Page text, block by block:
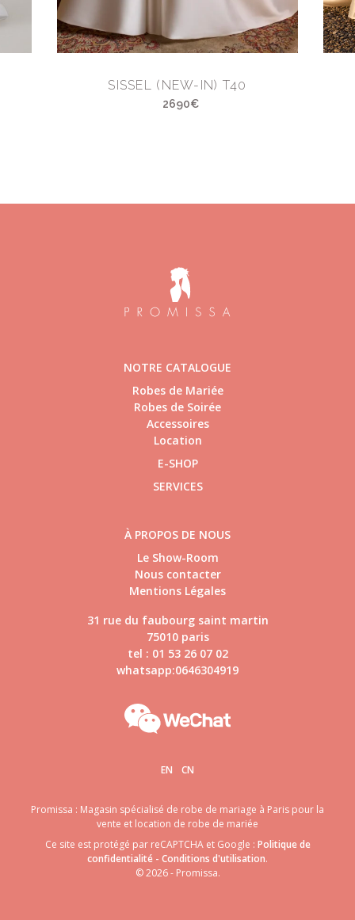
SISSEL (NEW-IN) T40
2690€
NOTRE CATALOGUE
Robes de Mariée
Robes de Soirée
Accessoires
Location
E-SHOP
SERVICES
À PROPOS DE NOUS
Le Show-Room
Nous contacter
Mentions Légales
31 rue du faubourg saint martin
75010 paris
tel : 01 53 26 07 02
whatsapp:0646304919
EN CN
Promissa : Magasin spécialisé de robe de mariage à Paris pour la
vente et location de robe de mariée
Ce site est protégé par reCAPTCHA et Google : Politique de
confidentialité - Conditions d'utilisation.
© 2026 - Promissa.